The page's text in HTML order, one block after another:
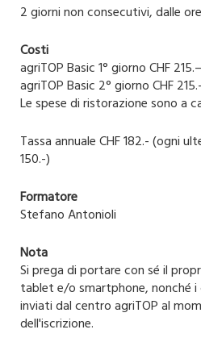
2 giorni non consecutivi, dalle
Costi
agriTOP Basic 1° giorno CHF 215.–
agriTOP Basic 2° giorno CHF
Le spese di ristorazione sono a
Tassa annuale CHF 182.- (ogni
150.-)
Formatore
Stefano Antonioli
Nota
Si prega di portare con sé il
tablet e/o smartphone, nonché
inviati dal centro agriTOP al
dell'iscrizione.